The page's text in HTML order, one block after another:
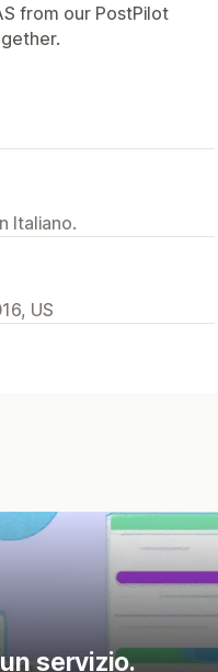
from our PostPilot
Italiano.
US
servizio.